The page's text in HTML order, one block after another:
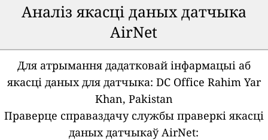
Аналіз якасці даных датчыка
AirNet
Для атрымання дадатковай інфармацыі аб
якасці даных для датчыка: DC Office Rahim Yar
Khan, Pakistan
Праверце справаздачу службы праверкі якасці
даных датчыкаў AirNet: